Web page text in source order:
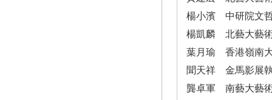
楊小濱 中研院文哲
楊凱麟 北藝大藝術
葉月瑜 香港嶺南大
聞天祥 金馬影展
龔卓軍 南藝大藝術